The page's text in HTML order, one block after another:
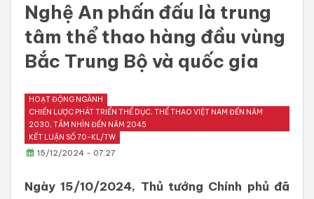
Nghệ An phấn đấu là trung
tâm thể thao hàng đầu vùng
Bắc Trung Bộ và quốc gia
HOẠT ĐỘNG NGÀNH
CHIẾN LƯỢC PHÁT TRIỂN THỂ DỤC, THỂ THAO VIỆT NAM ĐẾN NĂM
2030, TẦM NHÌN ĐẾN NĂM 2045
KẾT LUẬN SỐ 70-KL/TW
15/12/2024 - 07:27
Ngày 15/10/2024, Thủ tướng Chính phủ đã